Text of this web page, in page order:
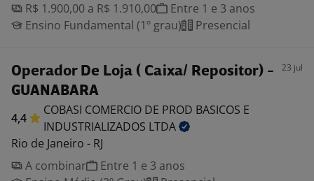
R$ 1.900,00 a R$ 1.910,00
Entre 1 e 3 anos
Ensino Fundamental (1º grau)
Presencial
Operador De Loja ( Caixa/ Repositor) -
GUANABARA
23 jul
4,4
COBASI COMERCIO DE PROD BASICOS E
INDUSTRIALIZADOS LTDA
Rio de Janeiro - RJ
A combinar
Entre 1 e 3 anos